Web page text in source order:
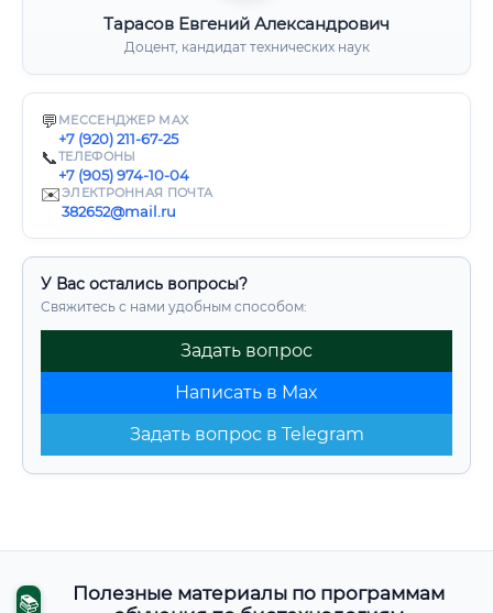
Тарасов Евгений Александрович
Доцент, кандидат технических наук
💬 МЕССЕНДЖЕР MAX
+7 (920) 211-67-25
📞ТЕЛЕФОНЫ
+7 (905) 974-10-04
✉️ЭЛЕКТРОННАЯ ПОЧТА
382652@mail.ru
У Вас остались вопросы?
Свяжитесь с нами удобным способом:
Задать вопрос
Написать в Max
Задать вопрос в Telegram
📚
Полезные материалы по программам